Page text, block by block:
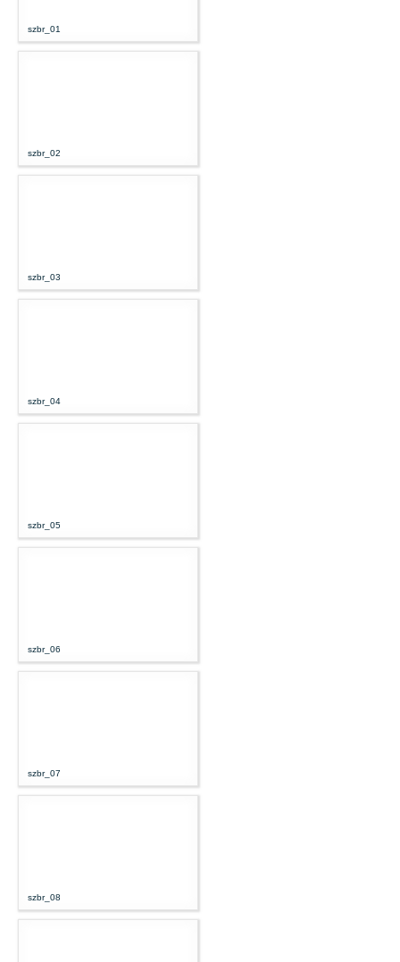
szbr_01
szbr_02
szbr_03
szbr_04
szbr_05
szbr_06
szbr_07
szbr_08